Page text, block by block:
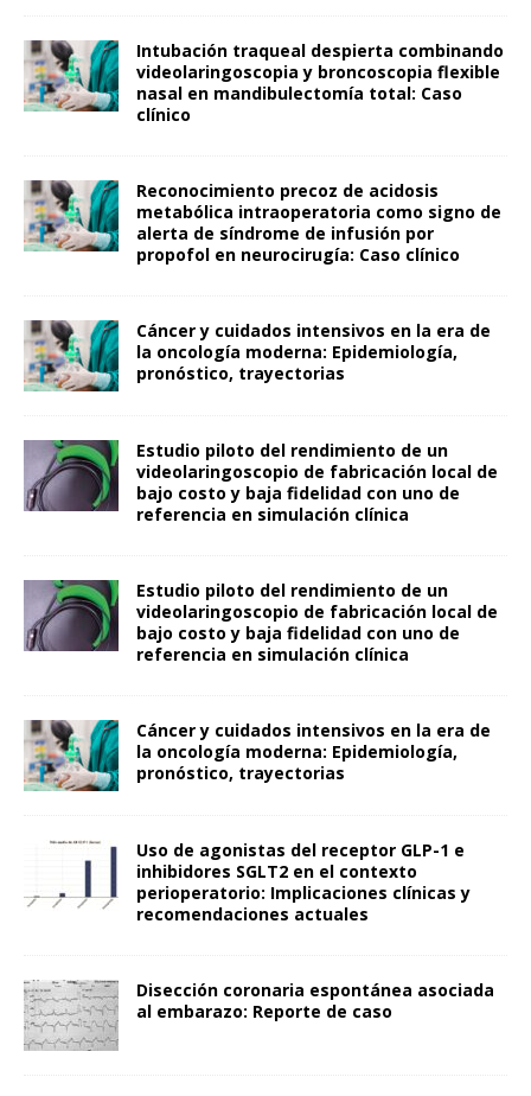
Intubación traqueal despierta combinando
videolaringoscopia y broncoscopia flexible
nasal en mandibulectomía total: Caso
clínico
Reconocimiento precoz de acidosis
metabólica intraoperatoria como signo de
alerta de síndrome de infusión por
propofol en neurocirugía: Caso clínico
Cáncer y cuidados intensivos en la era de
la oncología moderna: Epidemiología,
pronóstico, trayectorias
Estudio piloto del rendimiento de un
videolaringoscopio de fabricación local de
bajo costo y baja fidelidad con uno de
referencia en simulación clínica
Estudio piloto del rendimiento de un
videolaringoscopio de fabricación local de
bajo costo y baja fidelidad con uno de
referencia en simulación clínica
Cáncer y cuidados intensivos en la era de
la oncología moderna: Epidemiología,
pronóstico, trayectorias
Uso de agonistas del receptor GLP-1 e
inhibidores SGLT2 en el contexto
perioperatorio: Implicaciones clínicas y
recomendaciones actuales
Disección coronaria espontánea asociada
al embarazo: Reporte de caso